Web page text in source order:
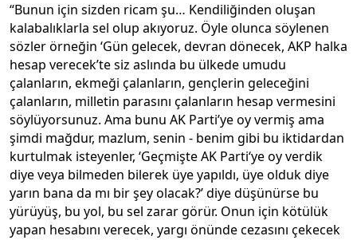
“Bunun için sizden ricam şu… Kendiliğinden oluşan
kalabalıklarla sel olup akıyoruz. Öyle olunca söylenen
sözler örneğin ‘Gün gelecek, devran dönecek, AKP halka
hesap verecek’te siz aslında bu ülkede umudu
çalanların, ekmeği çalanların, gençlerin geleceğini
çalanların, milletin parasını çalanların hesap vermesini
söylüyorsunuz. Ama bunu AK Parti’ye oy vermiş ama
şimdi mağdur, mazlum, senin - benim gibi bu iktidardan
kurtulmak isteyenler, ‘Geçmişte AK Parti‘ye oy verdik
diye veya bilmeden bilerek üye yapıldı, üye olduk diye
yarın bana da mı bir şey olacak?’ diye düşünürse bu
yürüyüş, bu yol, bu sel zarar görür. Onun için kötülük
yapan hesabını verecek, yargı önünde cezasını çekecek